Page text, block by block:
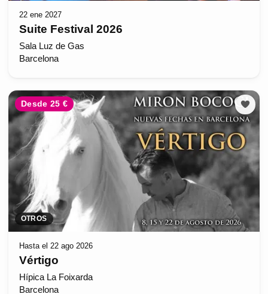
22 ene 2027
Suite Festival 2026
Sala Luz de Gas
Barcelona
Desde 25 €
OTROS
Hasta el 22 ago 2026
Vértigo
Hípica La Foixarda
Barcelona